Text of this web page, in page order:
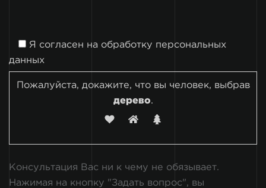
Я согласен на обработку персональных
данных
Пожалуйста, докажите, что вы человек, выбрав
дерево.
Консультация Вас ни к чему не обязывает.
Нажимая на кнопку "Задать вопрос", вы